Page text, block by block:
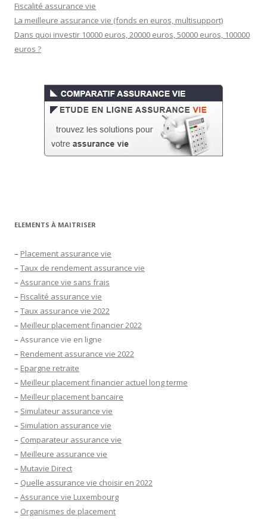
Fiscalité assurance vie
La meilleure assurance vie (fonds en euros, multisupport)
Dans quoi investir 10000 euros, 20000 euros, 50000 euros, 100000
euros ?
ELEMENTS À MAITRISER
– Placement assurance vie
– Taux de rendement assurance vie
– Assurance vie sans frais
– Fiscalité assurance vie
– Taux assurance vie 2022
– Meilleur placement financier 2022
– Assurance vie en ligne
– Rendement assurance vie 2022
– Epargne retraite
– Meilleur placement financier actuel long terme
– Meilleur placement bancaire
– Simulateur assurance vie
– Simulation assurance vie
– Comparateur assurance vie
– Meilleure assurance vie
– Mutavie Direct
– Quelle assurance vie choisir en 2022
– Assurance vie Luxembourg
– Organismes de placement